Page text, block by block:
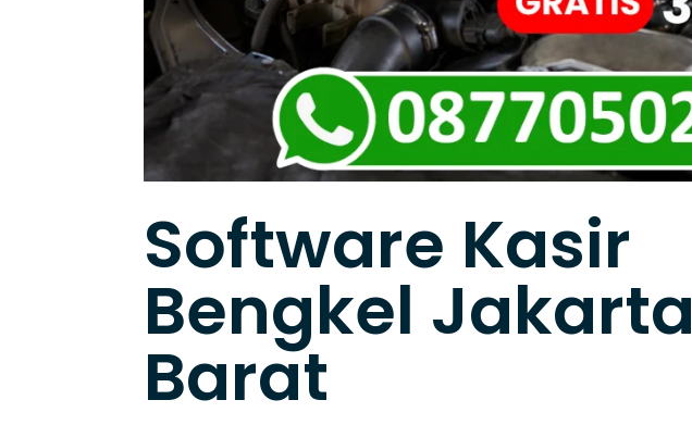
Software Kasir
Bengkel Jakarta
Barat